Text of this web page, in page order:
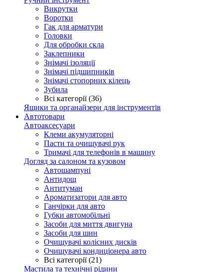
Викрутки
Воротки
Гак для арматури
Головки
Для обробки скла
Заклепники
Знімачі ізоляції
Знімачі підшипників
Знімачі стопорних кілець
Зубила
Всі категорії (36)
Ящики та органайзери для інструментів
Автотовари
Автоаксесуари
Клеми акумуляторні
Пасти та очищувачі рук
Тримачі для телефонів в машину
Догляд за салоном та кузовом
Автошампуні
Антидощ
Антитуман
Ароматизатори для авто
Ганчірки для авто
Губки автомобільні
Засоби для миття двигуна
Засоби для шин
Очищувачі колісних дисків
Очищувачі кондиціонера авто
Всі категорії (21)
Мастила та технічні рідини